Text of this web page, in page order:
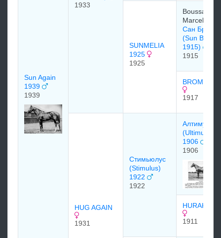
Sun Again
1939
1939
1933
SUNMELIA
1925
1925
Boussac
Marcel
Сан Брайер
(Sun Briar
1915)
1915
BROMELIA
1917
HUG AGAIN
1931
Стимьюлус
(Stimulus)
1922
1922
Алтимус
(Ultimus)
1906
1906
HURAKAN
1911